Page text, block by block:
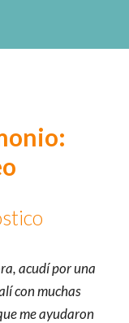
acudí por una
con muchas
me ayudaron